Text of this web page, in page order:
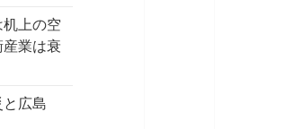
上の空
業は衰
広島